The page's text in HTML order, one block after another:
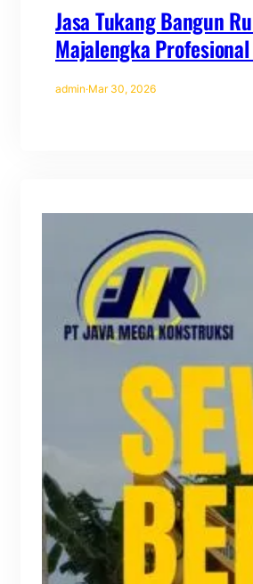
Jasa Tukang Bangun
Majalengka
admin·Mar 30, 2026